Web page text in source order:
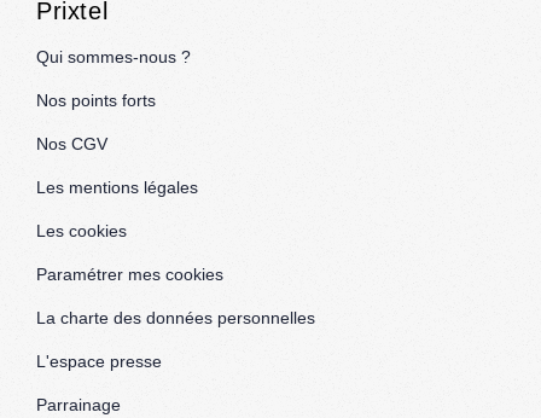
Prixtel
Qui sommes-nous ?
Nos points forts
Nos CGV
Les mentions légales
Les cookies
Paramétrer mes cookies
La charte des données personnelles
L'espace presse
Parrainage